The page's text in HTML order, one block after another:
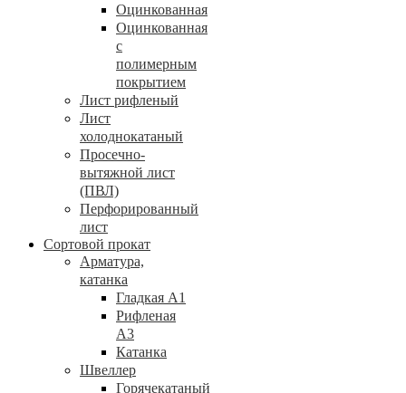
Оцинкованная
Оцинкованная
с
полимерным
покрытием
Лист рифленый
Лист
холоднокатаный
Просечно-
вытяжной лист
(ПВЛ)
Перфорированный
лист
Сортовой прокат
Арматура,
катанка
Гладкая А1
Рифленая
А3
Катанка
Швеллер
Горячекатаный